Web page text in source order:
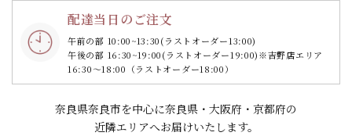
配達当日のご注文
午前の部 10:00~13:30(ラストオーダー13:00)
午後の部 16:30~19:00(ラストオーダー19:00)※吉野店エリア
16:30～18:00（ラストオーダー18:00）
奈良県奈良市を中心に奈良県・大阪府・京都府の
近隣エリアへお届けいたします。